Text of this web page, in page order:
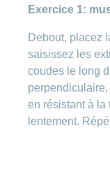
Exercice 1:
Debout, placez
saisissez les
coudes le long
en résistant à la
lentement.